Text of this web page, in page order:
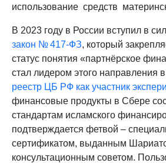
использование средств
В 2023 году в России вступил в
закон № 417-ФЗ, который
статус понятия «партнёрское
стал лидером этого направления
реестр ЦБ РФ как участник
финансовые продукты в Сбере
стандартам исламского
подтверждается фетвой –
сертификатом, выданным
консультационным советом.